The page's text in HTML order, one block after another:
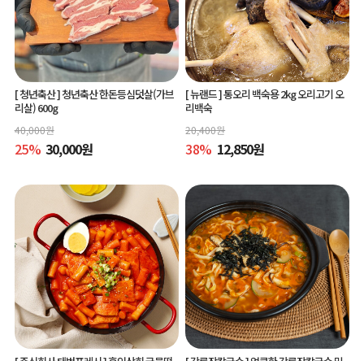
[ 청년축산 ]청년축산 한돈등심덧살(가브
리살) 600g
40,000원
25% 30,000원
[ 뉴랜드 ]통오리 백숙용 2kg 오리고기 오
리백숙
20,400원
38% 12,850원